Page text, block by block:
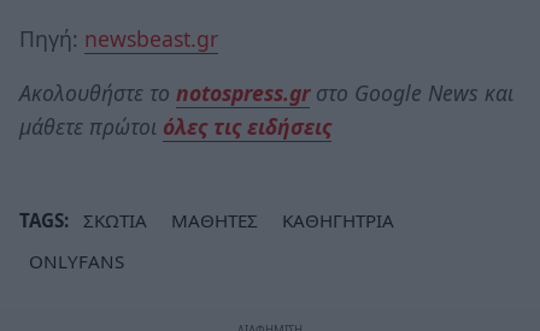
Πηγή: newsbeast.gr
Ακολουθήστε το notospress.grστο Google News και
μάθετε πρώτοι όλες τις ειδήσεις
TAGS: ΣΚΩΤΙΑ ΜΑΘΗΤΕΣ
ΚΑΘΗΓΗΤΡΙΑ
ONLYFANS